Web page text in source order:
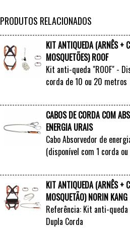
PRODUTOS RELACIONADOS
KIT ANTIQUEDA (ARNÊS +
MOSQUETÕES) ROOF
Kit anti-queda "ROOF" -
corda de 10 ou 20 metros
CABOS DE CORDA COM
ENERGIA URAIS
Cabo Absorvedor de
(disponível com 1 corda
KIT ANTIQUEDA (ARNÊS +
MOSQUETÃO) NORIN KANG
Referência: Kit anti-queda
Dupla Corda